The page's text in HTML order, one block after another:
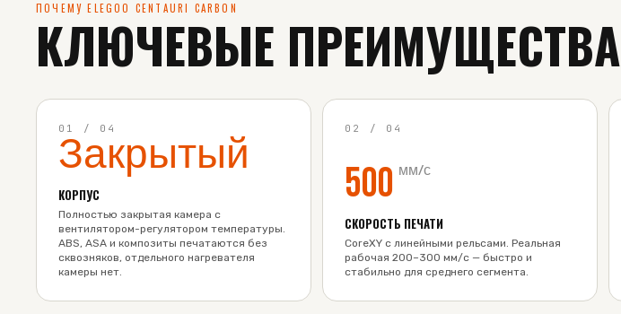
ПОЧЕМУ ELEGOO CENTAURI CARBON
КЛЮЧЕВЫЕ ПРЕИМУЩЕСТВА
01 / 04
Закрытый
КОРПУС
Полностью закрытая камера с
вентилятором-регулятором температуры.
ABS, ASA и композиты печатаются без
сквозняков, отдельного нагревателя
камеры нет.
02 / 04
500 мм/с
СКОРОСТЬ ПЕЧАТИ
CoreXY с линейными рельсами. Реальная
рабочая 200–300 мм/с — быстро и
стабильно для среднего сегмента.